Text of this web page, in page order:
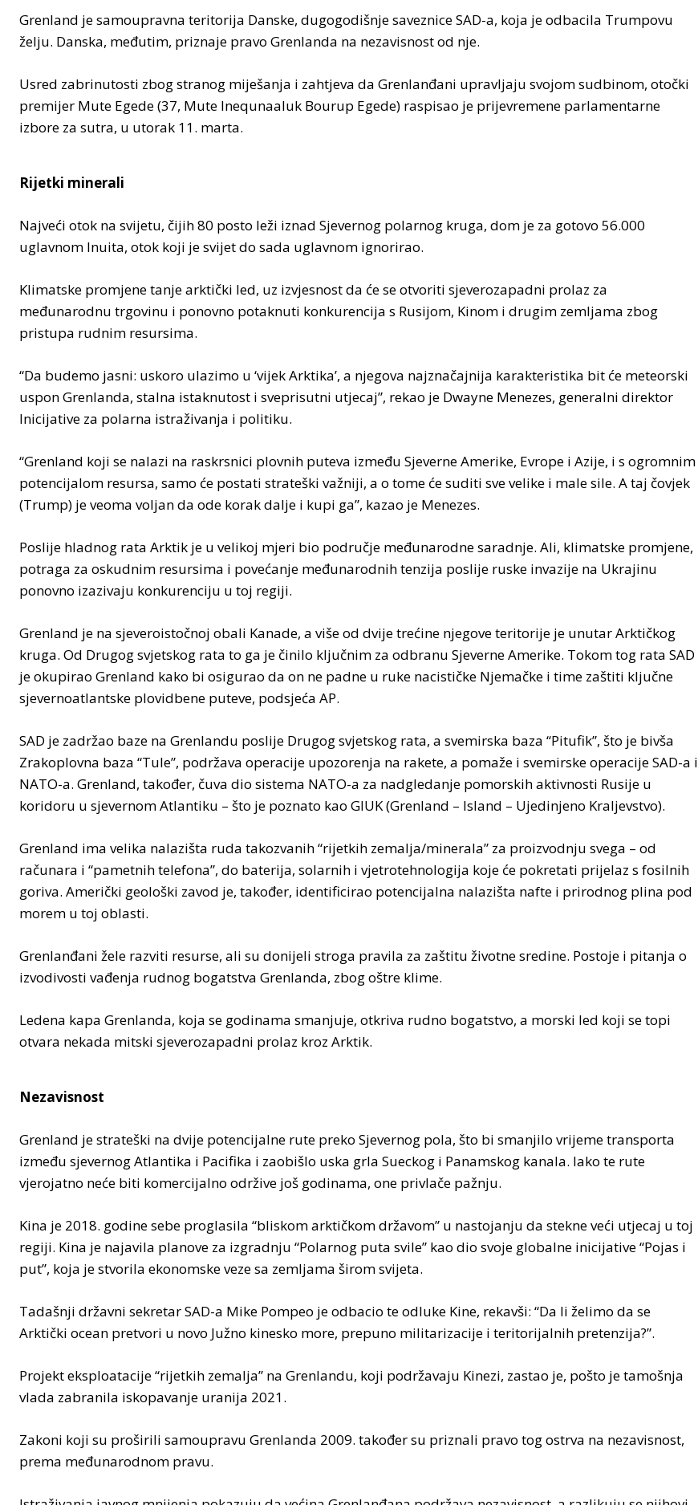
Grenland je samoupravna teritorija Danske, dugogodišnje saveznice SAD-a, koja je odbacila Trumpovu
želju. Danska, međutim, priznaje pravo Grenlanda na nezavisnost od nje.
Usred zabrinutosti zbog stranog miješanja i zahtjeva da Grenlanđani upravljaju svojom sudbinom, otočki
premijer Mute Egede (37, Mute Inequnaaluk Bourup Egede) raspisao je prijevremene parlamentarne
izbore za sutra, u utorak 11. marta.
Rijetki minerali
Najveći otok na svijetu, čijih 80 posto leži iznad Sjevernog polarnog kruga, dom je za gotovo 56.000
uglavnom Inuita, otok koji je svijet do sada uglavnom ignorirao.
Klimatske promjene tanje arktički led, uz izvjesnost da će se otvoriti sjeverozapadni prolaz za
međunarodnu trgovinu i ponovno potaknuti konkurencija s Rusijom, Kinom i drugim zemljama zbog
pristupa rudnim resursima.
“Da budemo jasni: uskoro ulazimo u ‘vijek Arktika’, a njegova najznačajnija karakteristika bit će meteorski
uspon Grenlanda, stalna istaknutost i sveprisutni utjecaj”, rekao je Dwayne Menezes, generalni direktor
Inicijative za polarna istraživanja i politiku.
“Grenland koji se nalazi na raskrsnici plovnih puteva između Sjeverne Amerike, Evrope i Azije, i s ogromnim
potencijalom resursa, samo će postati strateški važniji, a o tome će suditi sve velike i male sile. A taj čovjek
(Trump) je veoma voljan da ode korak dalje i kupi ga”, kazao je Menezes.
Poslije hladnog rata Arktik je u velikoj mjeri bio područje međunarodne saradnje. Ali, klimatske promjene,
potraga za oskudnim resursima i povećanje međunarodnih tenzija poslije ruske invazije na Ukrajinu
ponovno izazivaju konkurenciju u toj regiji.
Grenland je na sjeveroistočnoj obali Kanade, a više od dvije trećine njegove teritorije je unutar Arktičkog
kruga. Od Drugog svjetskog rata to ga je činilo ključnim za odbranu Sjeverne Amerike. Tokom tog rata SAD
je okupirao Grenland kako bi osigurao da on ne padne u ruke nacističke Njemačke i time zaštiti ključne
sjevernoatlantske plovidbene puteve, podsjeća AP.
SAD je zadržao baze na Grenlandu poslije Drugog svjetskog rata, a svemirska baza “Pitufik”, što je bivša
Zrakoplovna baza “Tule”, podržava operacije upozorenja na rakete, a pomaže i svemirske operacije SAD-a i
NATO-a. Grenland, također, čuva dio sistema NATO-a za nadgledanje pomorskih aktivnosti Rusije u
koridoru u sjevernom Atlantiku – što je poznato kao GIUK (Grenland – Island – Ujedinjeno Kraljevstvo).
Grenland ima velika nalazišta ruda takozvanih “rijetkih zemalja/minerala” za proizvodnju svega – od
računara i “pametnih telefona”, do baterija, solarnih i vjetrotehnologija koje će pokretati prijelaz s fosilnih
goriva. Američki geološki zavod je, također, identificirao potencijalna nalazišta nafte i prirodnog plina pod
morem u toj oblasti.
Grenlanđani žele razviti resurse, ali su donijeli stroga pravila za zaštitu životne sredine. Postoje i pitanja o
izvodivosti vađenja rudnog bogatstva Grenlanda, zbog oštre klime.
Ledena kapa Grenlanda, koja se godinama smanjuje, otkriva rudno bogatstvo, a morski led koji se topi
otvara nekada mitski sjeverozapadni prolaz kroz Arktik.
Nezavisnost
Grenland je strateški na dvije potencijalne rute preko Sjevernog pola, što bi smanjilo vrijeme transporta
između sjevernog Atlantika i Pacifika i zaobišlo uska grla Sueckog i Panamskog kanala. Iako te rute
vjerojatno neće biti komercijalno održive još godinama, one privlače pažnju.
Kina je 2018. godine sebe proglasila “bliskom arktičkom državom” u nastojanju da stekne veći utjecaj u toj
regiji. Kina je najavila planove za izgradnju “Polarnog puta svile” kao dio svoje globalne inicijative “Pojas i
put”, koja je stvorila ekonomske veze sa zemljama širom svijeta.
Tadašnji državni sekretar SAD-a Mike Pompeo je odbacio te odluke Kine, rekavši: “Da li želimo da se
Arktički ocean pretvori u novo Južno kinesko more, prepuno militarizacije i teritorijalnih pretenzija?”.
Projekt eksploatacije “rijetkih zemalja” na Grenlandu, koji podržavaju Kinezi, zastao je, pošto je tamošnja
vlada zabranila iskopavanje uranija 2021.
Zakoni koji su proširili samoupravu Grenlanda 2009. također su priznali pravo tog ostrva na nezavisnost,
prema međunarodnom pravu.